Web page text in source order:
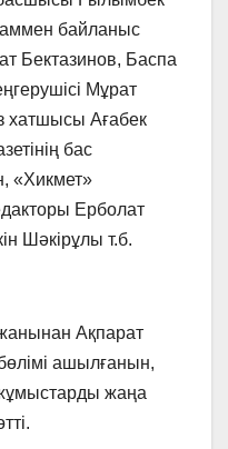
байланыс
Бектазинов, Баспа
Мұрат
хатшысы Ағабек
бас
«Хикмет»
Ерболат
Шәкірұлы т.б.
Ақпарат
ашылғанын,
жаңа